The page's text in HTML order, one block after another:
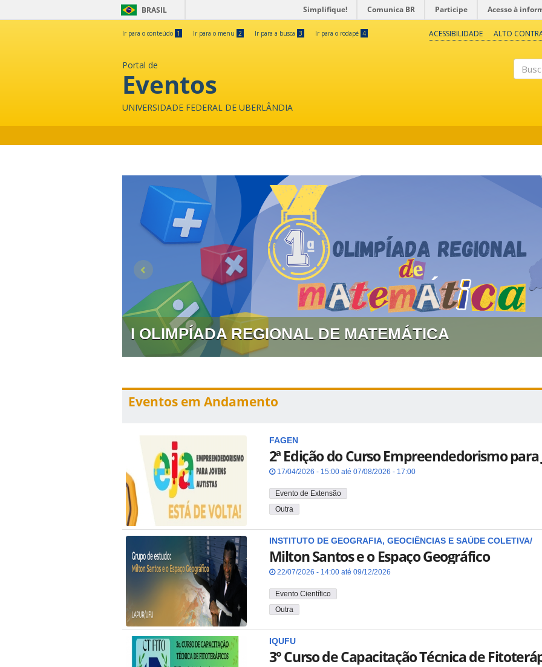
BRASIL Simplifique! Comunica BR Participe Acesso à
Ir para o conteúdo 1 Ir para o menu 2 Ir para a busca 3 Ir para o rodapé 4 ACESSIBILIDADE ALTO
Portal de
Eventos
UNIVERSIDADE FEDERAL DE UBERLÂNDIA
I OLIMPÍADA REGIONAL DE MATEMÁTICA
Eventos em Andamento
FAGEN
2ª Edição do Curso Empreendedorismo
17/04/2026 - 15:00 até 07/08/2026 - 17:00
Evento de Extensão
Outra
INSTITUTO DE GEOGRAFIA, GEOCIÊNCIAS E SAÚDE COLETIVA/
Milton Santos e o Espaço Geográfico
22/07/2026 - 14:00 até 09/12/2026
Evento Científico
Outra
IQUFU
3° Curso de Capacitação Técnica de